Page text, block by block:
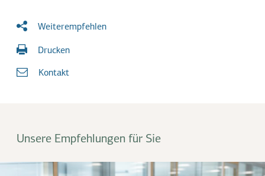
Weiterempfehlen
Drucken
Kontakt
Unsere Empfehlungen für Sie